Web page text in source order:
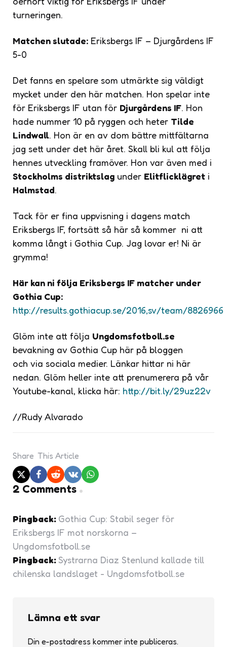
turneringen.
Matchen slutade: Eriksbergs IF – Djurgårdens IF
5-0
Det fanns en spelare som utmärkte sig väldigt
mycket under den här matchen. Hon spelar inte
för Eriksbergs IF utan för Djurgårdens IF. Hon
hade nummer 10 på ryggen och heter Tilde
Lindwall. Hon är en av dom bättre mittfältarna
jag sett under det här året. Skall bli kul att följa
hennes utveckling framöver. Hon var även med i
Stockholms distriktslag under Elitflicklägret i
Halmstad.
Tack för er fina uppvisning i dagens match
Eriksbergs IF, fortsätt så här så kommer ni att
komma långt i Gothia Cup. Jag lovar er! Ni är
grymma!
Här kan ni följa Eriksbergs IF matcher under
Gothia Cup:
http://results.gothiacup.se/2016,sv/team/8826966
Glöm inte att följa Ungdomsfotboll.se
bevakning av Gothia Cup här på bloggen
och via sociala medier. Länkar hittar ni här
nedan. Glöm heller inte att prenumerera på vår
Youtube-kanal, klicka här: http://bit.ly/29uz22v
//Rudy Alvarado
Share This Article
2 Comments
Pingback: Gothia Cup: Stabil seger för
Eriksbergs IF mot norskorna –
Ungdomsfotboll.se
Pingback:Systrarna Diaz Stenlund kallade till
chilenska landslaget - Ungdomsfotboll.se
Lämna ett svar
Din e-postadress kommer inte publiceras.